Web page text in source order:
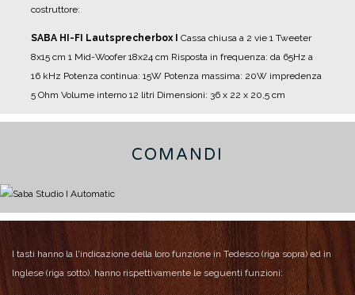
costruttore:
SABA HI-FI Lautsprecherbox I Cassa chiusa a 2 vie 1 Tweeter
8x15 cm 1 Mid-Woofer 18x24 cm Risposta in frequenza: da 65Hz a
16 kHz Potenza continua: 15W Potenza massima: 20W impredenza
5 Ohm Volume interno 12 litri Dimensioni: 36 x 22 x 20,5 cm
COMANDI
I tasti hanno la l'indicazione della loro funzione in Tedesco (riga sopra) ed in
Inglese (riga sotto). hanno rispettivamente le seguenti funzioni: